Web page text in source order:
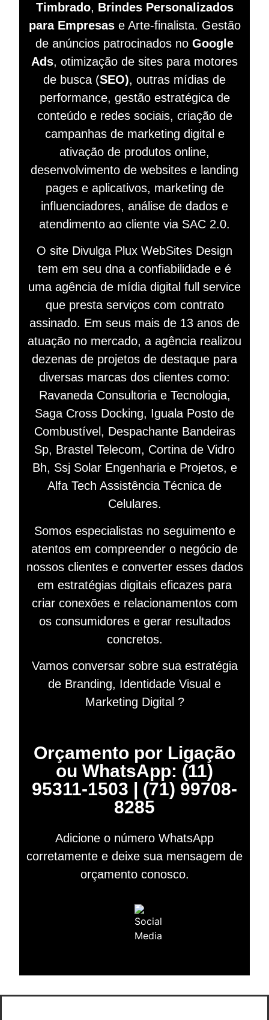
Timbrado, Brindes Personalizados
para Empresas e Arte-finalista. Gestão
de anúncios patrocinados no Google
Ads, otimização de sites para motores
de busca (SEO), outras mídias de
performance, gestão estratégica de
conteúdo e redes sociais, criação de
campanhas de marketing digital e
ativação de produtos online,
desenvolvimento de websites e landing
pages e aplicativos, marketing de
influenciadores, análise de dados e
atendimento ao cliente via SAC 2.0.
O site Divulga Plux WebSites Design
tem em seu dna a confiabilidade e é
uma agência de mídia digital full service
que presta serviços com contrato
assinado. Em seus mais de 13 anos de
atuação no mercado, a agência realizou
dezenas de projetos de destaque para
diversas marcas dos clientes como:
Ravaneda Consultoria e Tecnologia,
Saga Cross Docking, Iguala Posto de
Combustível, Despachante Bandeiras
Sp, Brastel Telecom, Cortina de Vidro
Bh, Ssj Solar Engenharia e Projetos, e
Alfa Tech Assistência Técnica de
Celulares.
Somos especialistas no seguimento e
atentos em compreender o negócio de
nossos clientes e converter esses dados
em estratégias digitais eficazes para
criar conexões e relacionamentos com
os consumidores e gerar resultados
concretos.
Vamos conversar sobre sua estratégia
de Branding, Identidade Visual e
Marketing Digital ?
Orçamento por Ligação
ou WhatsApp: (11)
95311-1503 | (71) 99708-
8285
Adicione o número WhatsApp
corretamente e deixe sua mensagem de
orçamento conosco.